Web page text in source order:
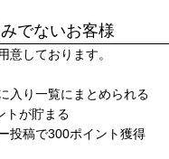
でないお客様
意しております。
入り一覧にまとめられる
トが貯まる
投稿で300ポイント獲得